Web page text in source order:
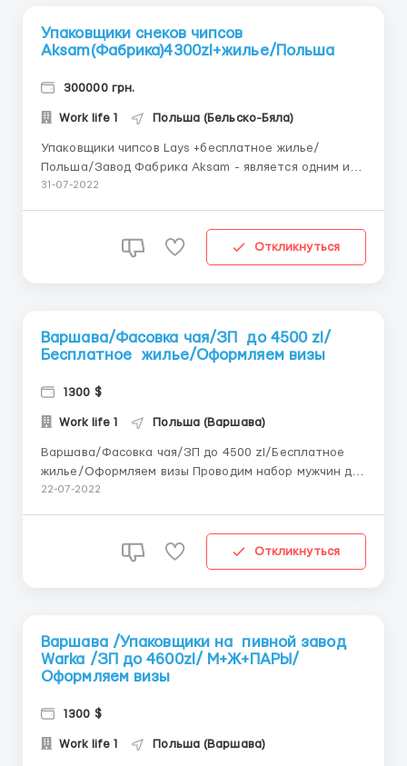
Упаковщики снеков чипсов
Aksam(Фабрика)4300zl+жилье/Польша
300000 грн.
Work life 1 Польша (Бельско-Бяла)
Упаковщики чипсов Lays +бесплатное жилье/
Польша/Завод Фабрика Aksam - является одним из
крупнейших польских брендов на рынке соленых
мужчин, всему обучают! Расположен в городе
Малець (Польша). Упаковщики чипсо...
31-07-2022
Откликнуться
Варшава/Фасовка чая/ЗП до 4500 zl/
Бесплатное жилье/Оформляем визы
1300 $
Work life 1 Польша (Варшава)
Варшава/Фасовка чая/ЗП до 4500 zl/Бесплатное
жилье/Оформляем визы Проводим набор мужчин для
работы (расфасовка, паковка, маркировка чая
22-07-2022
Откликнуться
Варшава /Упаковщики на пивной завод
Warka /ЗП до 4600zl/ М+Ж+ПАРЫ/
Оформляем визы
1300 $
Work life 1 Польша (Варшава)